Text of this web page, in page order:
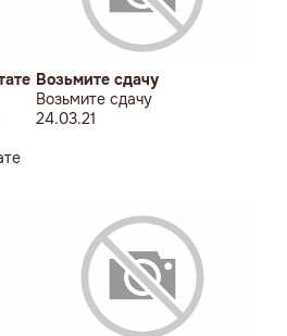
Возьмите сдачу
Возьмите сдачу
24.03.21